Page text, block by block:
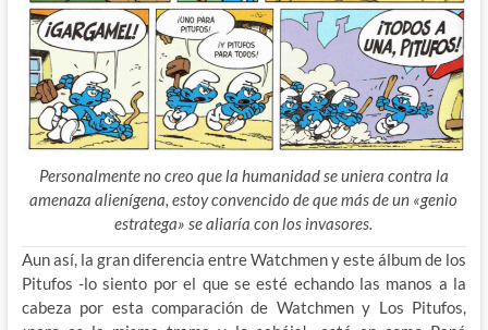
Personalmente no creo que la humanidad se uniera contra la
amenaza alienígena, estoy convencido de que más de un «genio
estratega» se aliaría con los invasores.
Aun así, la gran diferencia entre Watchmen y este álbum de los
Pitufos -lo siento por el que se esté echando las manos a la
cabeza por esta comparación de Watchmen y Los Pitufos,